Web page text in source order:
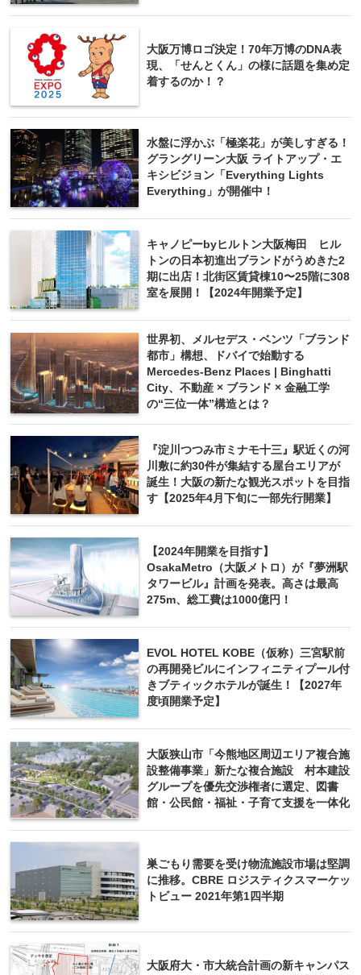
大阪万博ロゴ決定！70年万博のDNA表
現、「せんとくん」の様に話題を集め定
着するのか！？
水盤に浮かぶ「極楽花」が美しすぎる！
グラングリーン大阪 ライトアップ・エ
キシビジョン「Everything Lights
Everything」が開催中！
キャノピーbyヒルトン大阪梅田 ヒル
トンの日本初進出ブランドがうめきた2
期に出店！北街区賃貸棟10〜25階に308
室を展開！【2024年開業予定】
世界初、メルセデス・ベンツ「ブランド
都市」構想、ドバイで始動する
Mercedes-Benz Places | Binghatti
City、不動産 × ブランド × 金融工学
の“三位一体”構造とは？
『淀川つつみ市ミナモ十三』駅近くの河
川敷に約30件が集結する屋台エリアが
誕生！大阪の新たな観光スポットを目指
す【2025年4月下旬に一部先行開業】
【2024年開業を目指す】
OsakaMetro（大阪メトロ）が『夢洲駅
タワービル』計画を発表。高さは最高
275m、総工費は1000億円！
EVOL HOTEL KOBE（仮称）三宮駅前
の再開発ビルにインフィニティプール付
きブティックホテルが誕生！【2027年
度頃開業予定】
大阪狭山市「今熊地区周辺エリア複合施
設整備事業」新たな複合施設 村本建設
グループを優先交渉権者に選定、図書
館・公民館・福祉・子育て支援を一体化
巣ごもり需要を受け物流施設市場は堅調
に推移。CBRE ロジスティクスマーケッ
トビュー 2021年第1四半期
大阪府大・市大統合計画の新キャンパス